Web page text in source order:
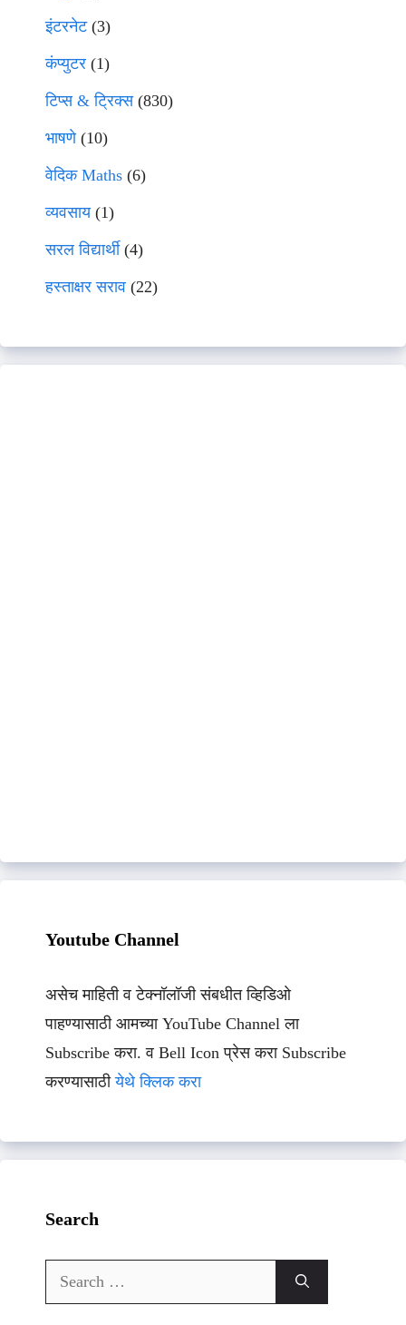
इंटरनेट(3)
कंप्युटर (1)
टिप्स & ट्रिक्स(830)
भाषणे(10)
वेदिक Maths (6)
व्यवसाय(1)
सरल विद्यार्थी(4)
हस्ताक्षर सराव (22)
Youtube Channel
असेच माहिती व टेक्नॉलॉजी संबधीत व्हिडिओ
पाहण्यासाठी आमच्या YouTube Channel ला
Subscribe करा. व Bell Icon प्रेस करा Subscribe
करण्यासाठीयेथे क्लिक करा
Search
Search
for: